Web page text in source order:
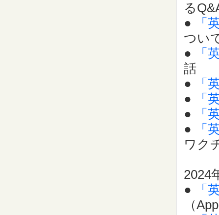
る
●
「
つい
●
「
話
●
「
●
「
●
「
●
「
ワク
2024
●
「
（